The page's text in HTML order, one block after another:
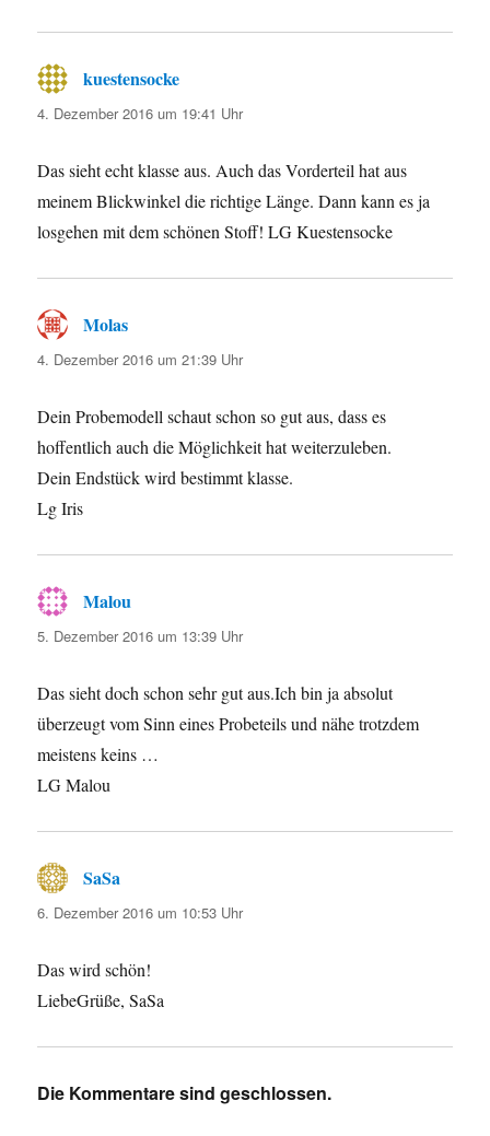
kuestensocke
4. Dezember 2016 um 19:41 Uhr
Das sieht echt klasse aus. Auch das Vorderteil hat aus
meinem Blickwinkel die richtige Länge. Dann kann es ja
losgehen mit dem schönen Stoff! LG Kuestensocke
Molas
4. Dezember 2016 um 21:39 Uhr
Dein Probemodell schaut schon so gut aus, dass es
hoffentlich auch die Möglichkeit hat weiterzuleben.
Dein Endstück wird bestimmt klasse.
Lg Iris
Malou
5. Dezember 2016 um 13:39 Uhr
Das sieht doch schon sehr gut aus.Ich bin ja absolut
überzeugt vom Sinn eines Probeteils und nähe trotzdem
meistens keins …
LG Malou
SaSa
6. Dezember 2016 um 10:53 Uhr
Das wird schön!
LiebeGrüße, SaSa
Die Kommentare sind geschlossen.